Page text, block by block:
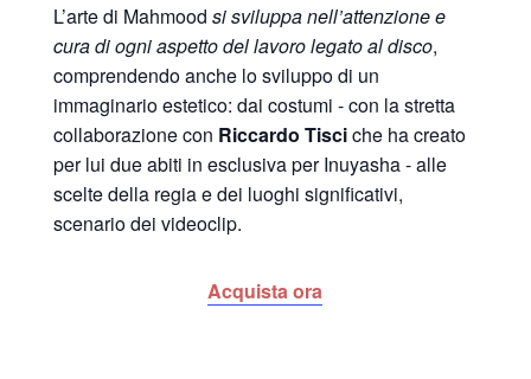
L’arte di Mahmood si sviluppa nell’attenzione e
cura di ogni aspetto del lavoro legato al disco,
comprendendo anche lo sviluppo di un
immaginario estetico: dai costumi - con la stretta
collaborazione con Riccardo Tisciche ha creato
per lui due abiti in esclusiva per Inuyasha - alle
scelte della regia e dei luoghi significativi,
scenario dei videoclip.
Acquista ora